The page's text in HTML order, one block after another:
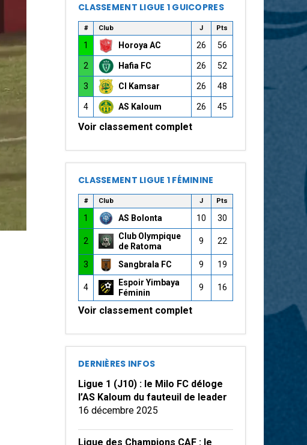
CLASSEMENT LIGUE 1 GUICOPRES
# Club J Pts
1 Horoya AC 26 56
2 Hafia FC 26 52
3 CI Kamsar 26 48
4 AS Kaloum 26 45
Voir classement complet
CLASSEMENT LIGUE 1 FÉMININE
# Club J Pts
1 AS Bolonta 10 30
2
Club Olympique
de Ratoma
9 22
3 Sangbrala FC 9 19
4
Espoir Yimbaya
Féminin
9 16
Voir classement complet
DERNIÈRES INFOS
Ligue 1 (J10) : le Milo FC déloge
l’AS Kaloum du fauteuil de leader
16 décembre 2025
Ligue des Champions CAF : le